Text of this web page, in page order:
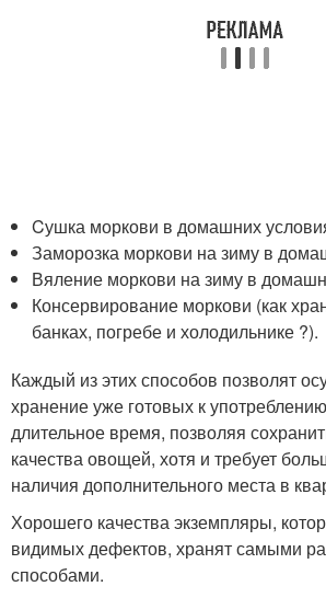
Cушка моркови в домашних
Заморозка моркови на зиму в
Вяление моркови на зиму в
Консервирование моркови (как
банках, погребе и холодильнике ?).
Каждый из этих способов позволят
хранение уже готовых к
длительное время, позволяя
качества овощей, хотя и требует
наличия дополнительного места в
Хорошего качества экземпляры,
видимых дефектов, хранят самыми
способами.